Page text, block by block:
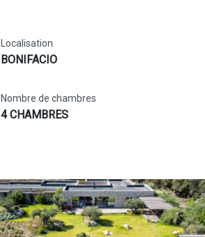
Localisation
BONIFACIO
Nombre de chambres
4 CHAMBRES